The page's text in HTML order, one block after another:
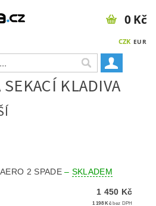
CZK EUR
0 Kč
KLADIVA
2 SPADE– SKLADEM
1 450 Kč
1 198 Kč bez DPH